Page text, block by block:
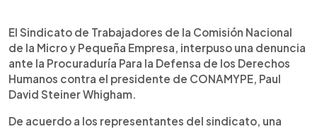
► Escuchar artículo
El Sindicato de Trabajadores de la Comisión Nacional
de la Micro y Pequeña Empresa, interpuso una denuncia
ante la Procuraduría Para la Defensa de los Derechos
Humanos contra el presidente de CONAMYPE, Paul
David Steiner Whigham.
De acuerdo a los representantes del sindicato, una